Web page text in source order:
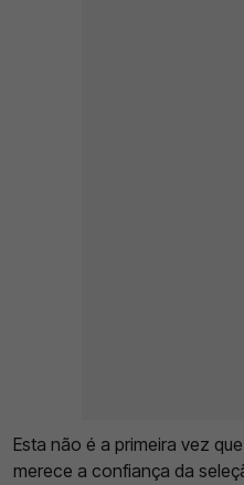
Esta não é a primeira vez
merece a confiança da